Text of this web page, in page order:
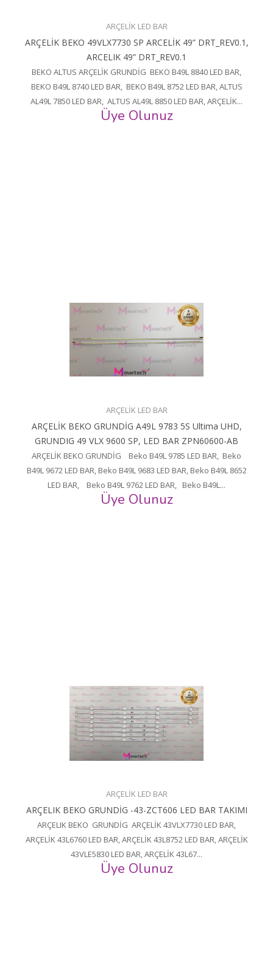
ARÇELİK LED BAR
ARÇELİK BEKO 49VLX7730 SP ARCELİK 49” DRT_REV0.1,
ARCELIK 49” DRT_REV0.1
BEKO ALTUS ARÇELİK GRUNDİG BEKO B49L 8840 LED BAR,
BEKO B49L 8740 LED BAR, BEKO B49L 8752 LED BAR, ALTUS
AL49L 7850 LED BAR, ALTUS AL49L 8850 LED BAR, ARÇELİK...
Üye Olunuz
ARÇELİK LED BAR
ARÇELİK BEKO GRUNDİG A49L 9783 5S Ultima UHD,
GRUNDIG 49 VLX 9600 SP, LED BAR ZPN60600-AB
ARÇELİK BEKO GRUNDİG Beko B49L 9785 LED BAR, Beko
B49L 9672 LED BAR, Beko B49L 9683 LED BAR, Beko B49L 8652
LED BAR, Beko B49L 9762 LED BAR, Beko B49L...
Üye Olunuz
ARÇELİK LED BAR
ARÇELIK BEKO GRUNDİG -43-ZCT606 LED BAR TAKIMI
ARÇELIK BEKO GRUNDİG ARÇELİK 43VLX7730 LED BAR,
ARÇELİK 43L6760 LED BAR, ARÇELİK 43L8752 LED BAR, ARÇELİK
43VLE5830 LED BAR, ARÇELİK 43L67...
Üye Olunuz